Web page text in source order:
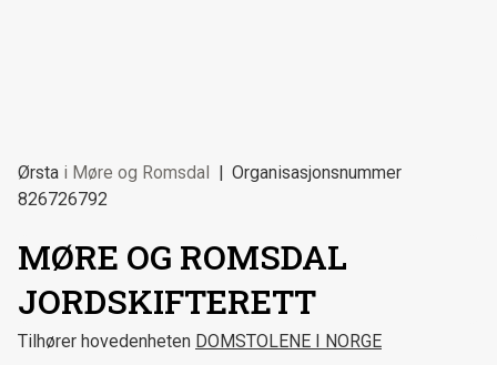
Ørsta i Møre og Romsdal
Organisasjonsnummer
826726792
MØRE OG ROMSDAL
JORDSKIFTERETT
Tilhører hovedenheten DOMSTOLENE I NORGE